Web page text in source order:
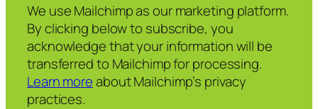
We use Mailchimp as our marketing platform.
By clicking below to subscribe, you
acknowledge that your information will be
transferred to Mailchimp for processing.
Learn moreabout Mailchimp’s privacy
practices.